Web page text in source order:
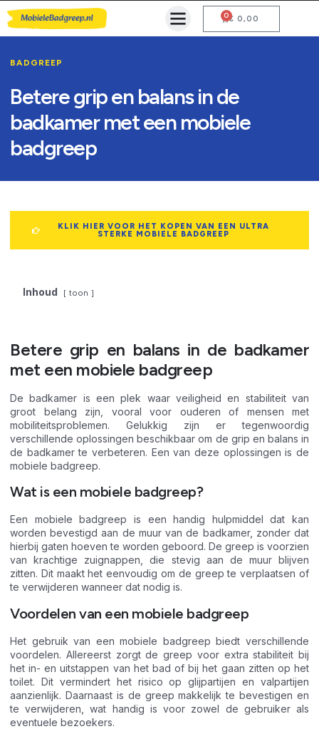
€ 0,00
0
BADGREEP
Betere grip en balans in de
badkamer met een mobiele
badgreep
KLIK HIER VOOR HET KOPEN VAN EEN ULTRA
STERKE MOBIELE BADGREEP
Inhoud toon
Betere grip en balans in de badkamer
met een mobiele badgreep
De badkamer is een plek waar veiligheid en stabiliteit van
groot belang zijn, vooral voor ouderen of mensen met
mobiliteitsproblemen. Gelukkig zijn er tegenwoordig
verschillende oplossingen beschikbaar om de grip en balans in
de badkamer te verbeteren. Een van deze oplossingen is de
mobiele badgreep.
Wat is een mobiele badgreep?
Een mobiele badgreep is een handig hulpmiddel dat kan
worden bevestigd aan de muur van de badkamer, zonder dat
hierbij gaten hoeven te worden geboord. De greep is voorzien
van krachtige zuignappen, die stevig aan de muur blijven
zitten. Dit maakt het eenvoudig om de greep te verplaatsen of
te verwijderen wanneer dat nodig is.
Voordelen van een mobiele badgreep
Het gebruik van een mobiele badgreep biedt verschillende
voordelen. Allereerst zorgt de greep voor extra stabiliteit bij
het in- en uitstappen van het bad of bij het gaan zitten op het
toilet. Dit vermindert het risico op glijpartijen en valpartijen
aanzienlijk. Daarnaast is de greep makkelijk te bevestigen en
te verwijderen, wat handig is voor zowel de gebruiker als
eventuele bezoekers.